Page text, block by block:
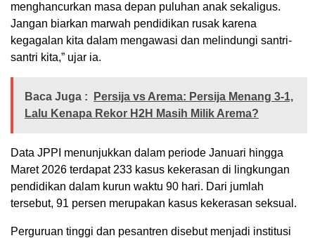
menghancurkan masa depan puluhan anak sekaligus.
Jangan biarkan marwah pendidikan rusak karena
kegagalan kita dalam mengawasi dan melindungi santri-
santri kita,” ujar ia.
Baca Juga :
Persija vs Arema: Persija Menang 3-1,
Lalu Kenapa Rekor H2H Masih Milik Arema?
Data JPPI menunjukkan dalam periode Januari hingga
Maret 2026 terdapat 233 kasus kekerasan di lingkungan
pendidikan dalam kurun waktu 90 hari. Dari jumlah
tersebut, 91 persen merupakan kasus kekerasan seksual.
Perguruan tinggi dan pesantren disebut menjadi institusi